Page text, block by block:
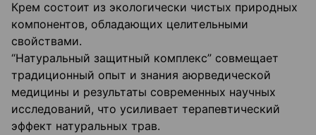
Крем состоит из экологически чистых природных
компонентов, обладающих целительными
свойствами.
“Натуральный защитный комплекс” совмещает
традиционный опыт и знания аюрведической
медицины и результаты современных научных
исследований, что усиливает терапевтический
эффект натуральных трав.